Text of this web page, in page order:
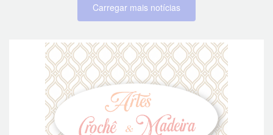
Carregar mais notícias